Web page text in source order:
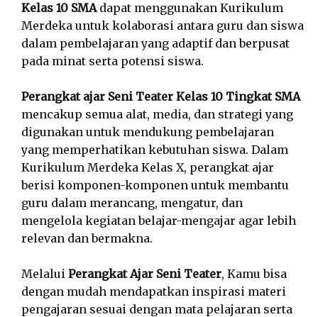
Kelas 10 SMAdapat menggunakan Kurikulum
Merdeka untuk kolaborasi antara guru dan siswa
dalam pembelajaran yang adaptif dan berpusat
pada minat serta potensi siswa.
Perangkat ajar Seni Teater Kelas 10 Tingkat SMA
mencakup semua alat, media, dan strategi yang
digunakan untuk mendukung pembelajaran
yang memperhatikan kebutuhan siswa. Dalam
Kurikulum Merdeka Kelas X, perangkat ajar
berisi komponen-komponen untuk membantu
guru dalam merancang, mengatur, dan
mengelola kegiatan belajar-mengajar agar lebih
relevan dan bermakna.
Melalui Perangkat Ajar Seni Teater, Kamu bisa
dengan mudah mendapatkan inspirasi materi
pengajaran sesuai dengan mata pelajaran serta